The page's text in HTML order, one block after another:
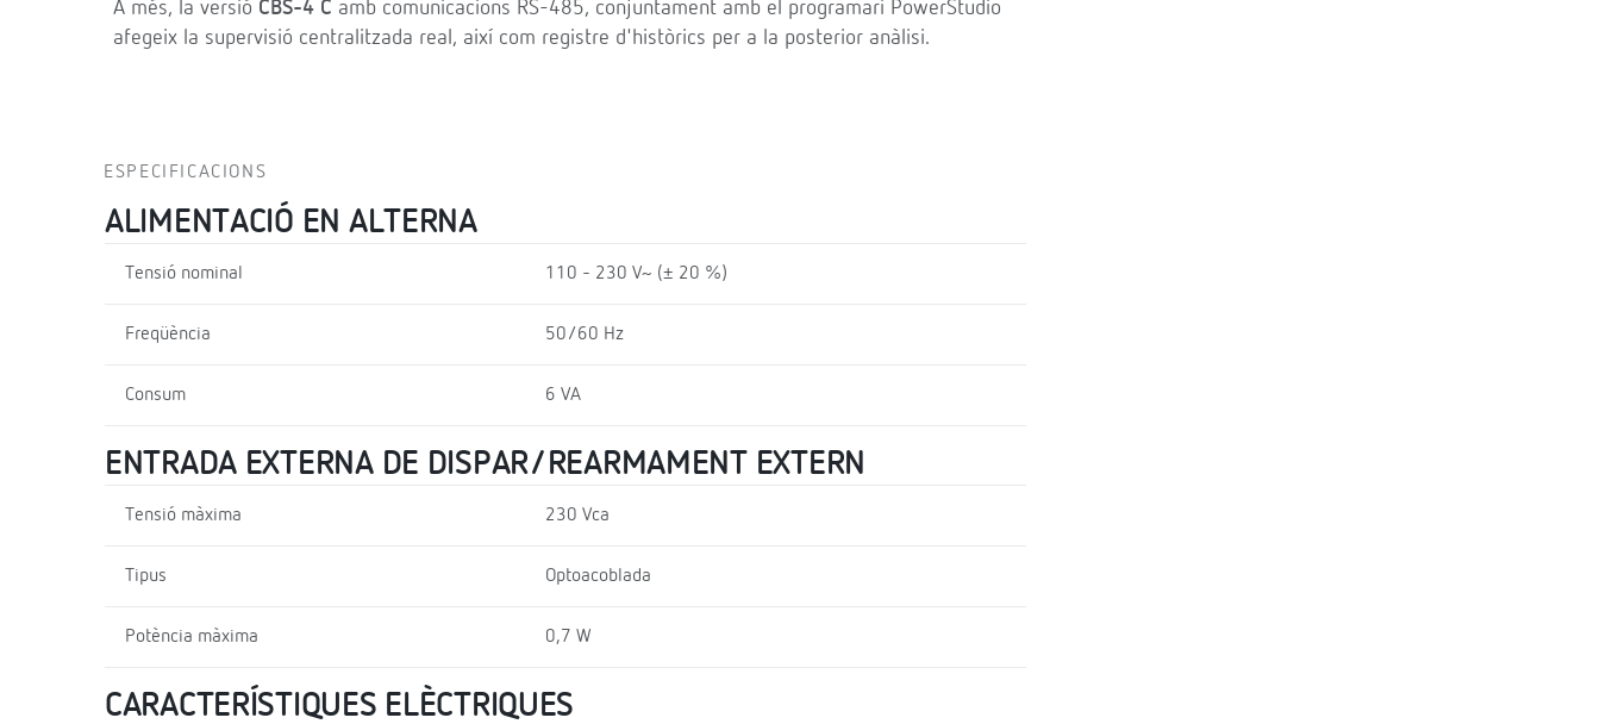
A més, la versió CBS-4 C amb comunicacions RS-485, conjuntament amb el programari PowerStudio
afegeix la supervisió centralitzada real, així com registre d'històrics per a la posterior anàlisi.
ESPECIFICACIONS
ALIMENTACIÓ EN ALTERNA
Tensió nominal 110 - 230 V~ (± 20 %)
Freqüència 50/60 Hz
Consum 6 VA
ENTRADA EXTERNA DE DISPAR/REARMAMENT EXTERN
Tensió màxima 230 Vca
Tipus Optoacoblada
Potència màxima 0,7 W
CARACTERÍSTIQUES ELÈCTRIQUES